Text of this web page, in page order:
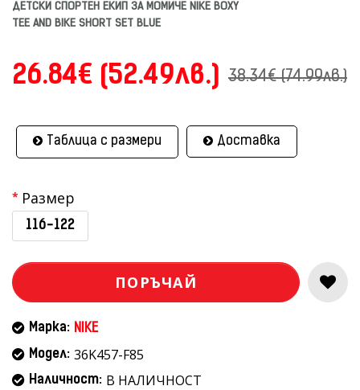
ДЕТСКИ СПОРТЕН ЕКИП ЗА МОМИЧЕ NIKE BOXY
TEE AND BIKE SHORT SET BLUE
26.84€ (52.49лв.) 38.34€ (74.99лв.)
Таблица с размери Доставка
Размер
116-122
ПОРЪЧАЙ
Марка: NIKE
Модел: 36K457-F85
Наличност: В НАЛИЧНОСТ